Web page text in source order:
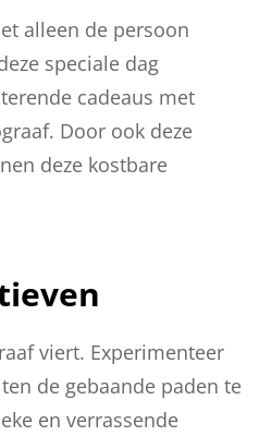
alleen de persoon
speciale dag
cadeaus met
Door ook deze
deze kostbare
viert. Experimenteer
de gebaande paden te
en verrassende